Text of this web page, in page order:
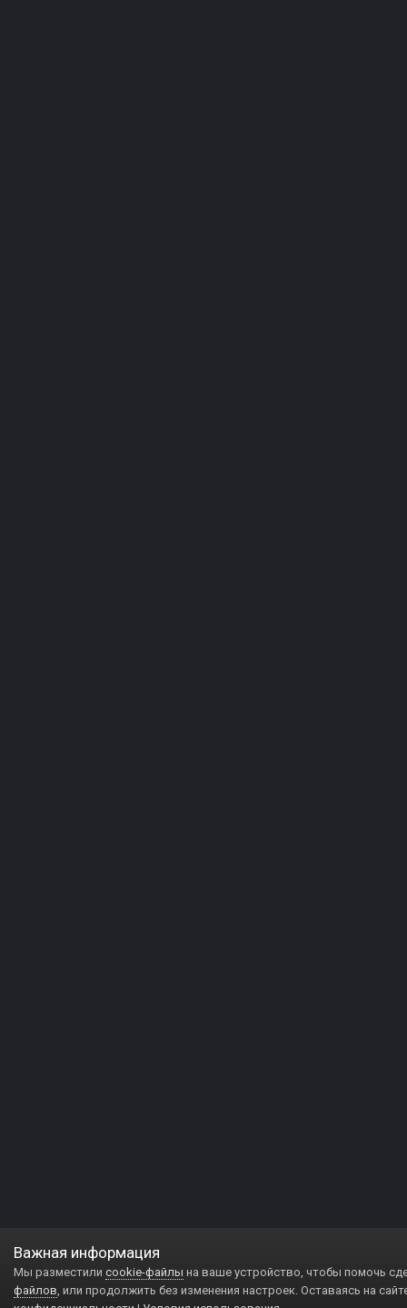
Важная информация
Мы разместили cookie-файлы на ваше устройство, чтобы помочь
файлов, или продолжить без изменения настроек. Оставаясь на